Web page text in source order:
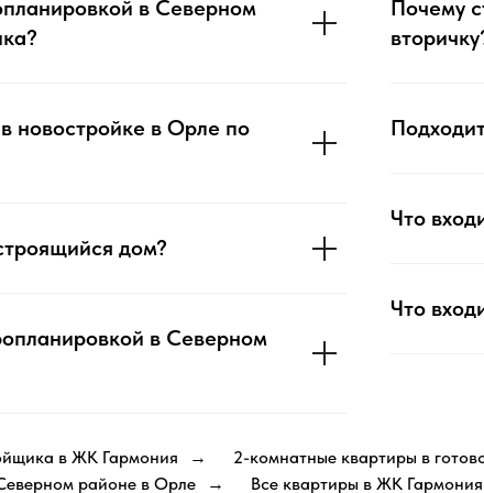
в Северном
новостройке в Орле по
дом?
в Северном
Почему
Что
Что
в ЖК Гармония → 2-комнатные квартиры в
районе в Орле → Все квартиры в ЖК Гармония